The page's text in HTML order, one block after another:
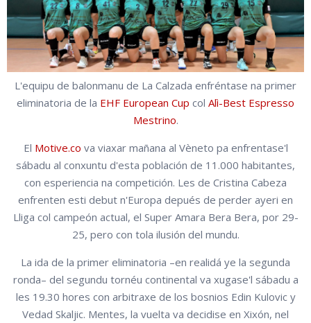
L'equipu de balonmanu de La Calzada enfréntase na primer
eliminatoria de la EHF European Cup col Alì-Best Espresso
Mestrino.
El Motive.co va viaxar mañana al Vèneto pa enfrentase'l
sábadu al conxuntu d'esta población de 11.000 habitantes,
con esperiencia na competición. Les de Cristina Cabeza
enfrenten esti debut n'Europa depués de perder ayeri en
Lliga col campeón actual, el Super Amara Bera Bera, por 29-
25, pero con tola ilusión del mundu.
La ida de la primer eliminatoria –en realidá ye la segunda
ronda– del segundu tornéu continental va xugase'l sábadu a
les 19.30 hores con arbitraxe de los bosnios Edin Kulovic y
Vedad Skaljic. Mentes, la vuelta va decidise en Xixón, nel